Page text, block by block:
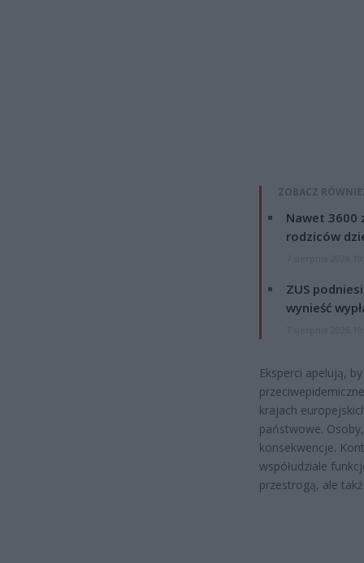
ZOBACZ
Nawet 3600
rodziców
ZUS
wynieść
Eksperci apelują,
krajach
państwowe.
konsekwencje.
współudziale
przestrogą, ale